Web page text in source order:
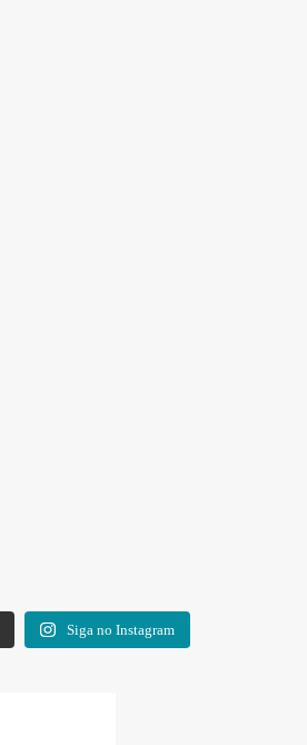
Siga no Instagram